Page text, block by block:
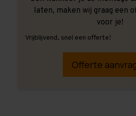
laten, maken wij graag een
voor je!
Vrijblijvend, snel een offerte!
Offerte